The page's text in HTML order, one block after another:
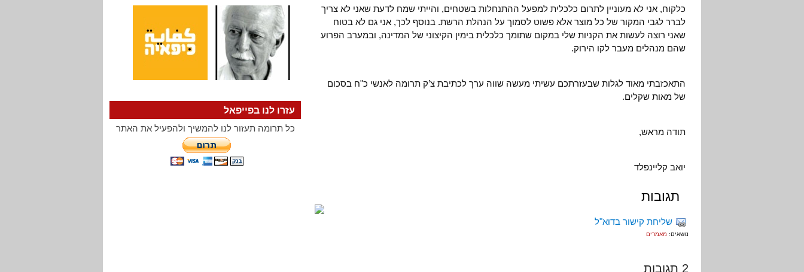
כלקוח, אני לא מעוניין לתרום כלכלית למפעל ההתנחלות בשטחים, והייתי שמח לדעת שאני לא צריך
לברר לגבי המקור של כל מוצר אלא פשוט לסמוך על הנהלת הרשת. בנוסף לכך, אני גם לא בטוח
שאני רוצה לעשות את הקניות שלי במקום שתומך כלכלית בימין הקיצוני של המדינה, ובמערב הפרוע
שהם מנהלים מעבר לקו הירוק.
התאכזבתי מאוד לגלות שבעזרתכם עשיתי מעשה שווה ערך לכתיבת צ’ק תרומה לאנשי כ"ח בסכום
של מאות שקלים.
תודה מראש,
יואב קליינפלד
תגובות
שליחת קישור בדוא"ל
נושאים: מאמרים
2 תגובות
עזרו לנו בפייפאל
כל תרומה תעזור לנו להמשיך ולהפעיל את האתר